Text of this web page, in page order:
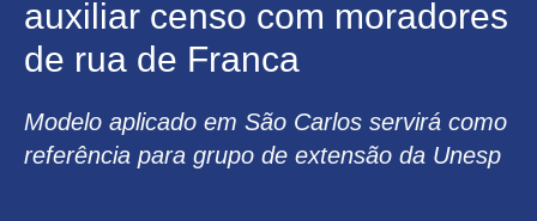
auxiliar censo com moradores
de rua de Franca
Modelo aplicado em São Carlos servirá como
referência para grupo de extensão da Unesp